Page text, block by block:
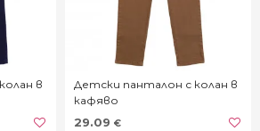
в
Детски панталон с колан в
кафяво
29.09 €